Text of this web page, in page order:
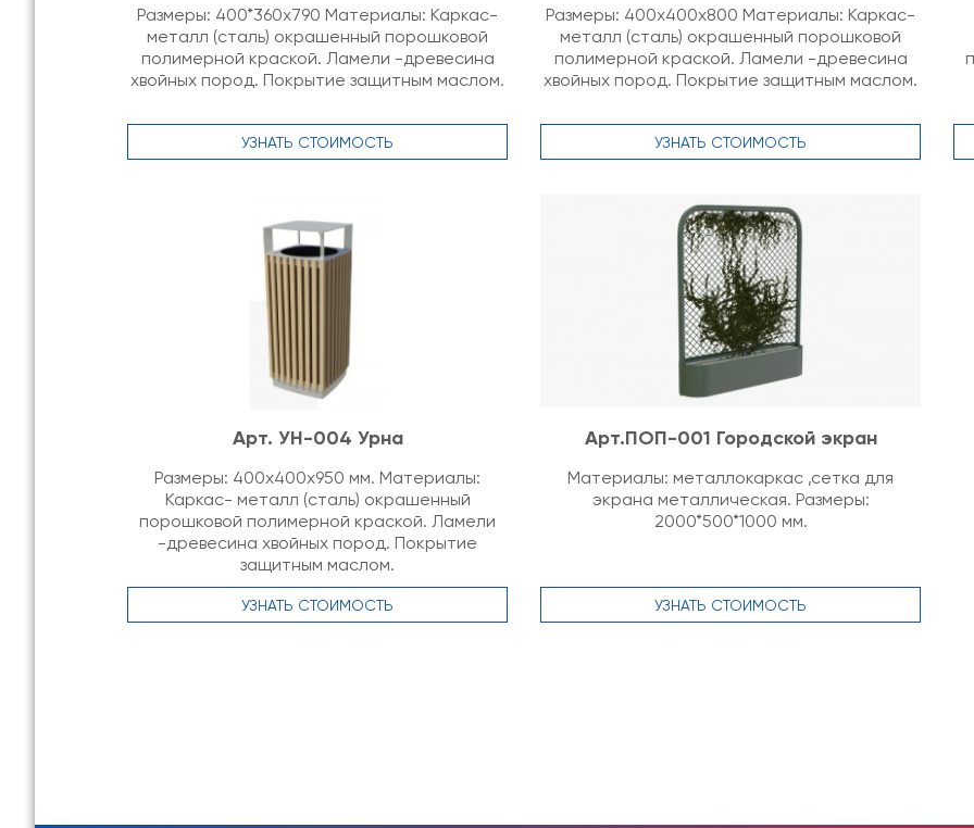
Размеры: 400*360х790 Материалы: Каркас-
металл (сталь) окрашенный порошковой
полимерной краской. Ламели -древесина
хвойных пород. Покрытие защитным маслом.
УЗНАТЬ СТОИМОСТЬ
Размеры: 400х400х800 Материалы: Каркас-
металл (сталь) окрашенный порошковой
полимерной краской. Ламели -древесина
хвойных пород. Покрытие защитным маслом.
УЗНАТЬ СТОИМОСТЬ
Арт. УН-004 Урна
Размеры: 400х400х950 мм. Материалы:
Каркас- металл (сталь) окрашенный
порошковой полимерной краской. Ламели
-древесина хвойных пород. Покрытие
защитным маслом.
УЗНАТЬ СТОИМОСТЬ
Арт.ПОП-001 Городской экран
Материалы: металлокаркас ,сетка для
экрана металлическая. Размеры:
2000*500*1000 мм.
УЗНАТЬ СТОИМОСТЬ